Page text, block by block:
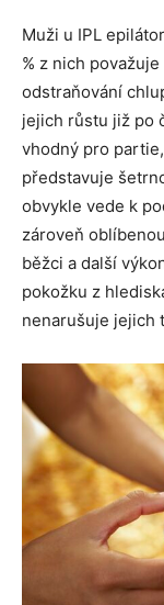
Muži u IPL
% z nich
odstraňování
jejich růstu již po
vhodný pro
představuje
obvykle vede k
zároveň
běžci a další
pokožku z
nenarušuje jejich